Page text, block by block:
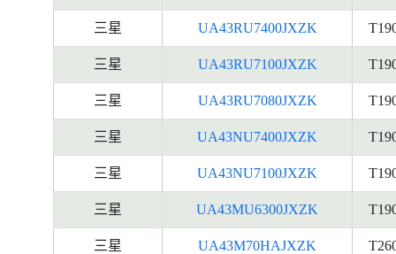
三星 UA43RU7400JXZK
三星 UA43RU7100JXZK
三星 UA43RU7080JXZK
三星 UA43NU7400JXZK
三星 UA43NU7100JXZK
三星 UA43MU6300JXZK
三星 UA43M70HAJXZK